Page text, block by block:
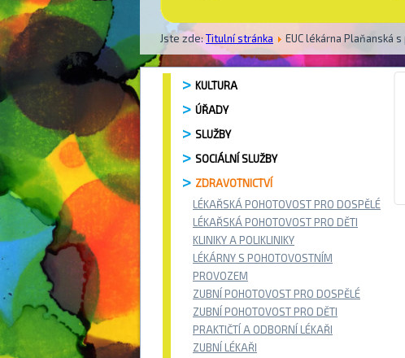
Jste zde:Titulní stránka EUC lékárna Plaňanská
KULTURA
ÚŘADY
SLUŽBY
SOCIÁLNÍ SLUŽBY
ZDRAVOTNICTVÍ
LÉKAŘSKÁ POHOTOVOST PRO DOSPĚLÉ
LÉKAŘSKÁ POHOTOVOST PRO DĚTI
KLINIKY A POLIKLINIKY
LÉKÁRNY S POHOTOVOSTNÍM
PROVOZEM
ZUBNÍ POHOTOVOST PRO DOSPĚLÉ
ZUBNÍ POHOTOVOST PRO DĚTI
PRAKTIČTÍ A ODBORNÍ LÉKAŘI
ZUBNÍ LÉKAŘI